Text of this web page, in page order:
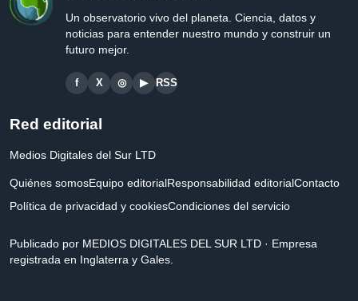
Un observatorio vivo del planeta. Ciencia, datos y
noticias para entender nuestro mundo y construir un
futuro mejor.
f X ◎ ▶ RSS
Red editorial
Medios Digitales del Sur LTD
Quiénes somosEquipo editorialResponsabilidad editorialContacto
Política de privacidad y cookiesCondiciones del servicio
Publicado por MEDIOS DIGITALES DEL SUR LTD · Empresa
registrada en Inglaterra y Gales.